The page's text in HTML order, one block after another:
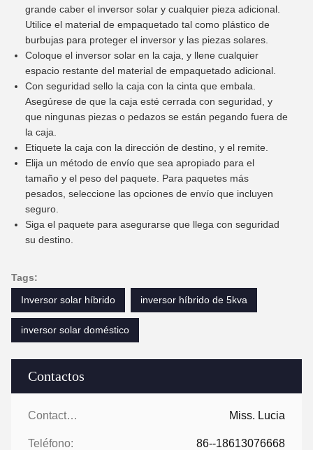
Contactos
Contactos: Miss. Lucia
Teléfono: 86--18613076668
grande caber el inversor solar y cualquier pieza adicional.
Utilice el material de empaquetado tal como plástico de
burbujas para proteger el inversor y las piezas solares.
Coloque el inversor solar en la caja, y llene cualquier
espacio restante del material de empaquetado adicional.
Con seguridad sello la caja con la cinta que embala.
Asegúrese de que la caja esté cerrada con seguridad, y
que ningunas piezas o pedazos se están pegando fuera de
la caja.
Etiquete la caja con la dirección de destino, y el remite.
Elija un método de envío que sea apropiado para el
tamaño y el peso del paquete. Para paquetes más
pesados, seleccione las opciones de envío que incluyen
seguro.
Siga el paquete para asegurarse que llega con seguridad
su destino.
Tags:
Inversor solar híbrido
inversor híbrido de 5kva
inversor solar doméstico